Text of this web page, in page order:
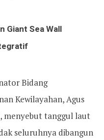
Giant Sea Wall
Bidang
Kewilayahan, Agus
menyebut tanggul laut
seluruhnya dibangun